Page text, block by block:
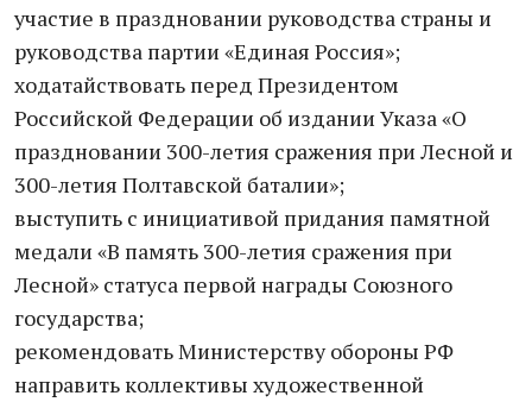
участие в праздновании руководства страны и
руководства партии «Единая Россия»;
ходатайствовать перед Президентом
Российской Федерации об издании Указа «О
праздновании 300-летия сражения при Лесной и
300-летия Полтавской баталии»;
выступить с инициативой придания памятной
медали «В память 300-летия сражения при
Лесной» статуса первой награды Союзного
государства;
рекомендовать Министерству обороны РФ
направить коллективы художественной